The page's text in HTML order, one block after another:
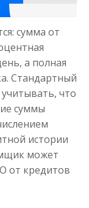
50 000 ₽
21 дня
сумма от
а полная
Стандартный
что
суммы
истории
может
от кредитов